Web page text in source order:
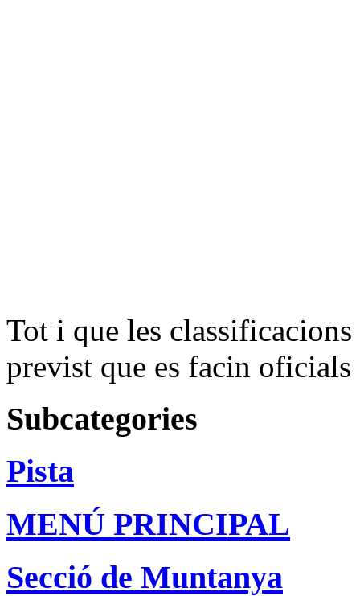
Tot i que les classificacions
previst que es facin oficials
Subcategories
Pista
MENÚ PRINCIPAL
Secció de Muntanya